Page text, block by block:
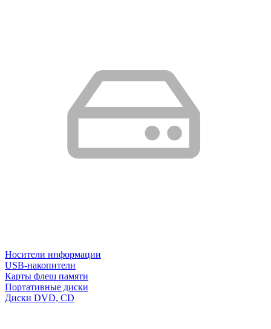
Носители информации
USB-накопители
Карты флеш памяти
Портативные диски
Диски DVD, CD